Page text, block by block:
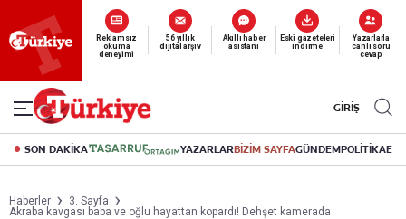
Yeni nesil dijital
abonelik 19 TL’den başlayan fiyatlarla.
GİRİŞ
SON DAKİKA YAZARLARBİZİM SAYFAGÜNDEMPOLİTİKA
Haberler
3. Sayfa
Akraba kavgası baba ve oğlu hayattan kopardı! Dehşet kamerada